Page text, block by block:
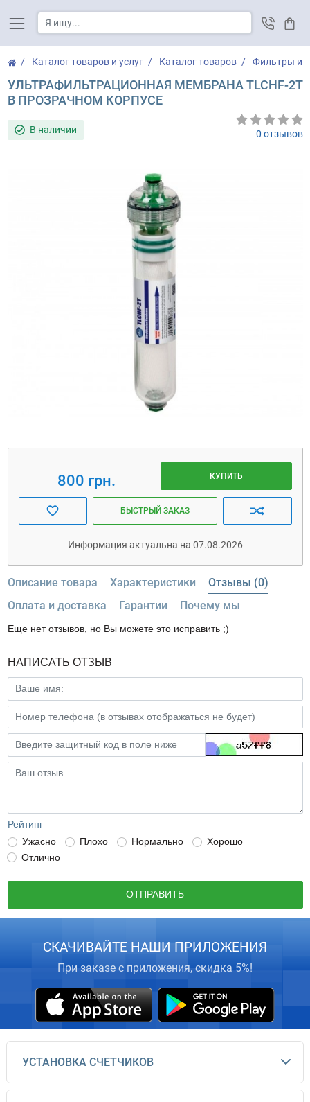
Каталог товаров и услуг Каталог товаров Фильтры и
УЛЬТРАФИЛЬТРАЦИОННАЯ МЕМБРАНА TLCHF-2T
В ПРОЗРАЧНОМ КОРПУСЕ
В наличии 0 отзывов
800 грн. КУПИТЬ
БЫСТРЫЙ ЗАКАЗ
Информация актуальна на 07.08.2026
Описание товара Характеристики
Отзывы (0)
Оплата и доставка
Гарантии Почему мы
Еще нет отзывов, но Вы можете это исправить ;)
НАПИСАТЬ ОТЗЫВ
Рейтинг
Ужасно
Плохо Нормально
Хорошо
Отлично
ОТПРАВИТЬ
СКАЧИВАЙТЕ НАШИ ПРИЛОЖЕНИЯ
При заказе с приложения, скидка 5%!
УСТАНОВКА СЧЕТЧИКОВ